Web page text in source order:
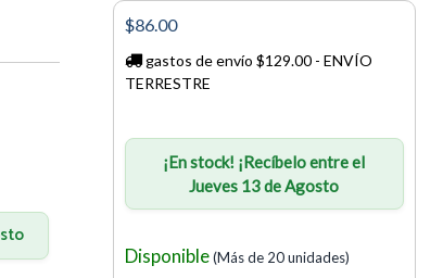
$86.00
gastos de envío $129.00 - ENVÍO
TERRESTRE
¡En stock! ¡Recíbelo entre el
Jueves 13 de Agosto
Disponible(Más de 20 unidades)